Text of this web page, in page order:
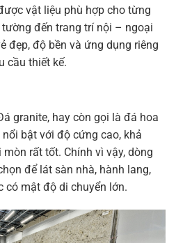
vật liệu phù hợp cho từng
đến trang trí nội – ngoại
đẹp, độ bền và ứng dụng riêng
cầu thiết kế.
granite, hay còn gọi là đá hoa
bật với độ cứng cao, khả
rất tốt. Chính vì vậy, dòng
để lát sàn nhà, hành lang,
có mật độ di chuyển lớn.